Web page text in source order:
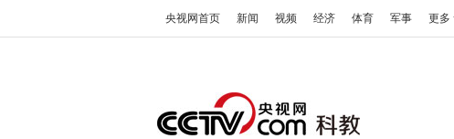
央视网首页 新闻 视频 经济 体育 军事 更多